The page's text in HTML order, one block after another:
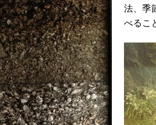
法、季
べるこ